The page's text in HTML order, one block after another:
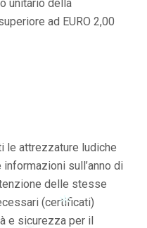
unitario della
ad EURO 2,00
le attrezzature ludiche
sull’anno di
delle stesse
(certificati)
e sicurezza per il
*